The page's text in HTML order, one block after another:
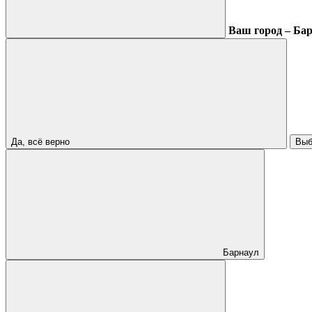
Ваш город –
Да, всё верно
Барнаул